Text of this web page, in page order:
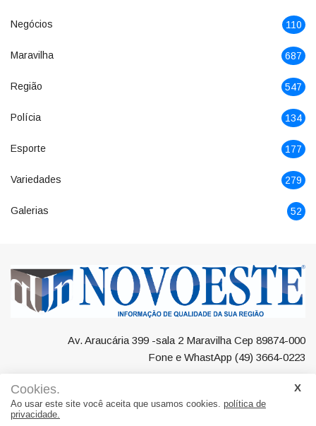
Negócios 110
Maravilha 687
Região 547
Polícia 134
Esporte 177
Variedades 279
Galerias 52
Av. Araucária 399 -sala 2 Maravilha Cep 89874-000
Fone e WhastApp (49) 3664-0223
Negócios
Cookies.
Ao usar este site você aceita que usamos cookies. política de
privacidade.